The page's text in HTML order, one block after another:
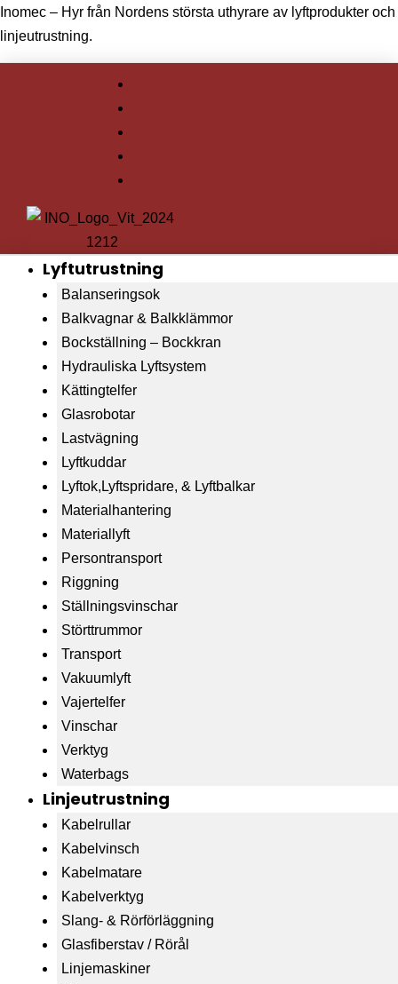
Inomec – Hyr från Nordens största uthyrare av lyftprodukter och
linjeutrustning.
Lyftutrustning
Balanseringsok
Balkvagnar & Balkklämmor
Bockställning – Bockkran
Hydrauliska Lyftsystem
Kättingtelfer
Glasrobotar
Lastvägning
Lyftkuddar
Lyftok,Lyftspridare, & Lyftbalkar
Materialhantering
Materiallyft
Persontransport
Riggning
Ställningsvinschar
Störttrummor
Transport
Vakuumlyft
Vajertelfer
Vinschar
Verktyg
Waterbags
Linjeutrustning
Kabelrullar
Kabelvinsch
Kabelmatare
Kabelverktyg
Slang- & Rörförläggning
Glasfiberstav / Rörål
Linjemaskiner